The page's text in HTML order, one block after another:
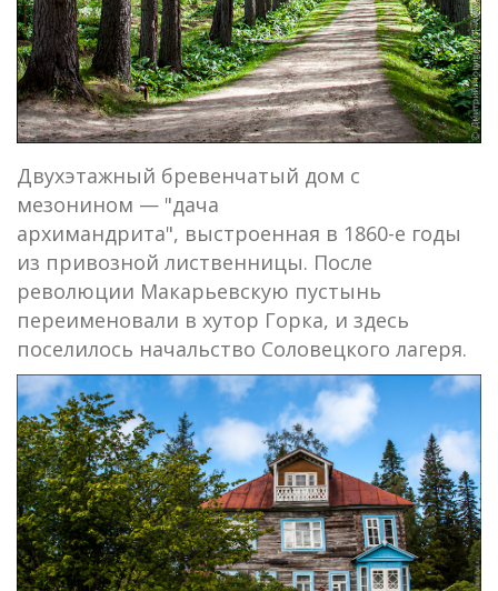
Двухэтажный бревенчатый дом с
мезонином — "дача
архимандрита", выстроенная в 1860-е годы
из привозной лиственницы. После
революции Макарьевскую пустынь
переименовали в хутор Горка, и здесь
поселилось начальство Соловецкого лагеря.